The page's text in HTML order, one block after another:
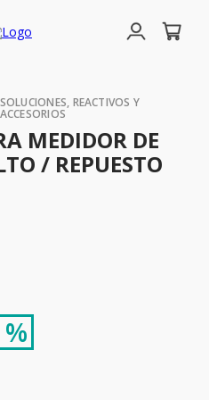
SOLUCIONES, REACTIVOS Y
ACCESORIOS
MEDIDOR DE
/ REPUESTO